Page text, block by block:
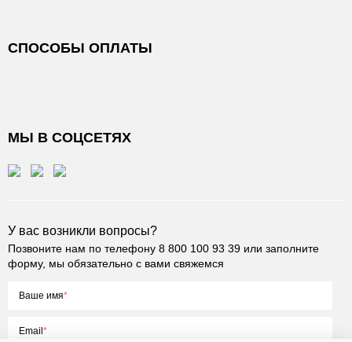
СПОСОБЫ ОПЛАТЫ
МЫ В СОЦСЕТЯХ
У вас возникли вопросы?
Позвоните нам по телефону 8 800 100 93 39 или заполните
форму, мы обязательно с вами свяжемся
Ваше имя
Email